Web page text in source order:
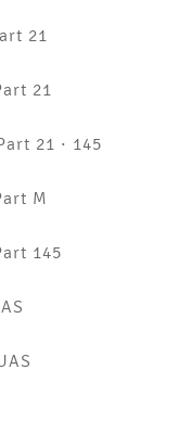
21
21
21 · 145
M
145